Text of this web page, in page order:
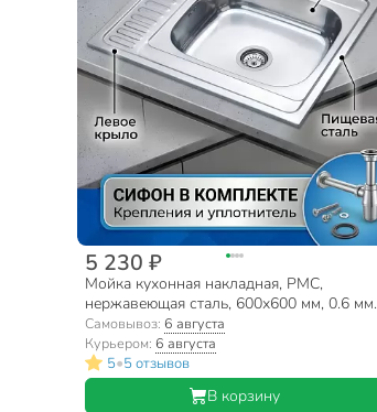
5 230 ₽
Мойка кухонная накладная, РМС,
нержавеющая сталь, 600х600 мм, 0.6 мм,
правый + сифон, MG6-6060R
Самовывоз: 6 августа
Курьером: 6 августа
5•5 отзывов
В корзину